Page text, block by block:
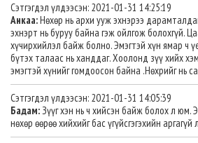
Сэтгэгдэл үлдээсэн: 2021-01-31 14:25:19
Анкаа:Нөхөр нь архи ууж эхнэрээ
эхнэрт нь буруу байна гэж ойлгож болохгүй.
хүчирхийлэл байж болно. Эмэгтэй хүн ямар ч
бүтэх талаас нь ханддаг. Хоолонд зүү хийх
эмэгтэй хүнийг гомдоосон байна .Нөхрийг нь
Сэтгэгдэл үлдээсэн: 2021-01-31 14:05:39
Бадам:Зүүг хэн нь ч хийсэн байж болох л юм.
нөхөр өөрөө хийхийг бас үгүйсгэгэхийн